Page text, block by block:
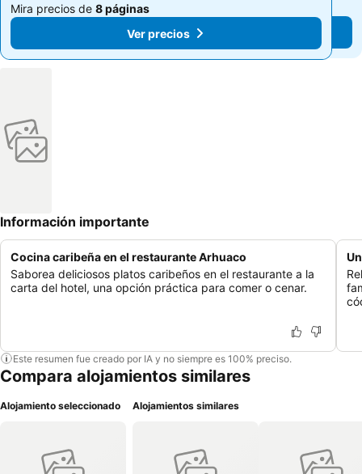
Mira precios de 8 páginas
Ver precios
Mira precios de 8 páginas
Ver precios
Información importante
Cocina caribeña en el restaurante Arhuaco
Saborea deliciosos platos caribeños en el restaurante a la
carta del hotel, una opción práctica para comer o cenar.
Este resumen fue creado por IA y no siempre es 100% preciso.
Compara alojamientos similares
Alojamiento seleccionado Alojamientos similares